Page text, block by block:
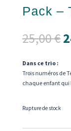
Pack –
25,00€
Dans ce trio :
Trois numéros de
chaque enfant qui
Rupture de stock